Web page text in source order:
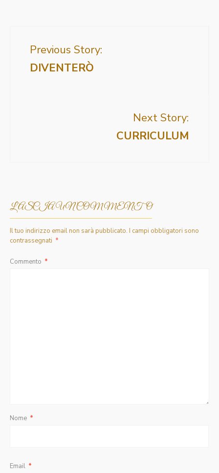
Previous Story:
DIVENTERÒ
Next Story:
CURRICULUM
LASCIA UN COMMENTO
Il tuo indirizzo email non sarà pubblicato. I campi obbligatori sono
contrassegnati *
Commento *
Nome *
Email *